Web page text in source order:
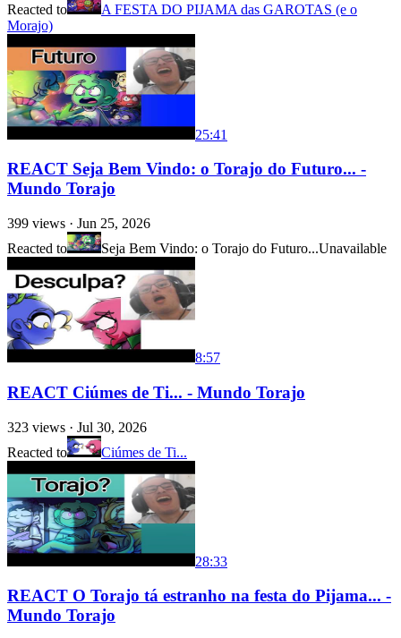
Reacted to
A FESTA DO PIJAMA das GAROTAS (e o
Morajo)
25:41
REACT Seja Bem Vindo: o Torajo do Futuro... -
Mundo Torajo
399 views · Jun 25, 2026
Reacted to
Seja Bem Vindo: o Torajo do Futuro...Unavailable
8:57
REACT Ciúmes de Ti... - Mundo Torajo
323 views · Jul 30, 2026
Reacted to
Ciúmes de Ti...
28:33
REACT O Torajo tá estranho na festa do Pijama... -
Mundo Torajo